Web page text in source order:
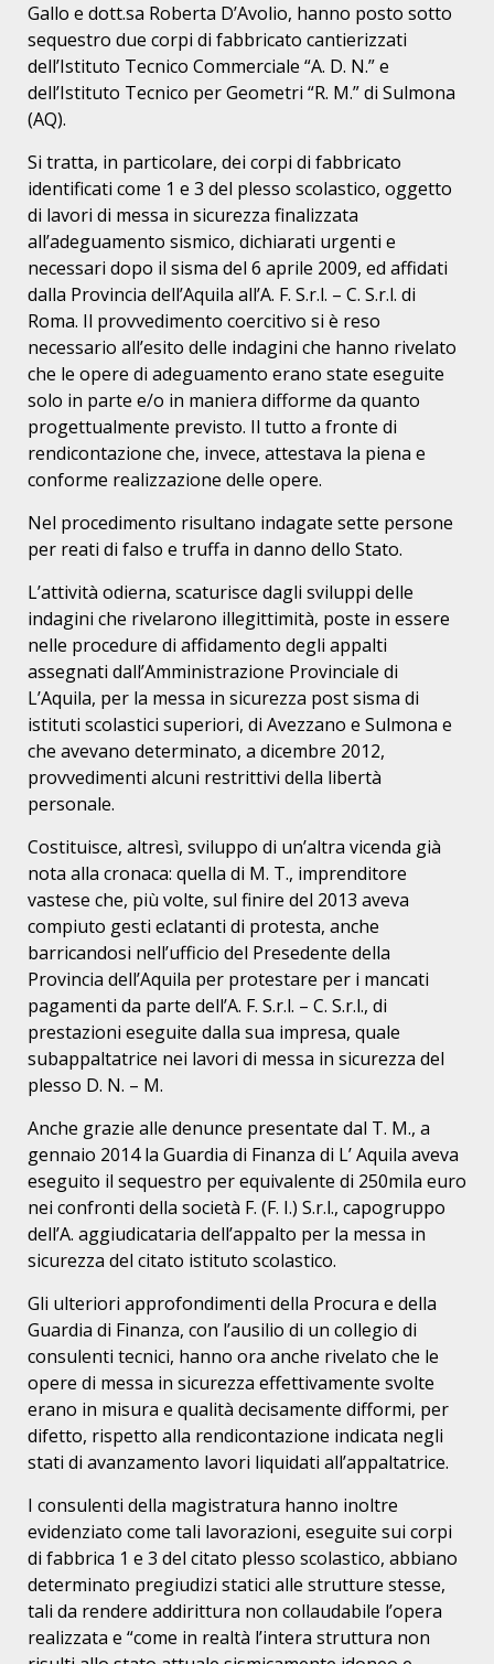
Gallo e dott.sa Roberta D’Avolio, hanno posto sotto
sequestro due corpi di fabbricato cantierizzati
dell’Istituto Tecnico Commerciale “A. D. N.” e
dell’Istituto Tecnico per Geometri “R. M.” di Sulmona
(AQ).
Si tratta, in particolare, dei corpi di fabbricato
identificati come 1 e 3 del plesso scolastico, oggetto
di lavori di messa in sicurezza finalizzata
all’adeguamento sismico, dichiarati urgenti e
necessari dopo il sisma del 6 aprile 2009, ed affidati
dalla Provincia dell’Aquila all’A. F. S.r.l. – C. S.r.l. di
Roma. Il provvedimento coercitivo si è reso
necessario all’esito delle indagini che hanno rivelato
che le opere di adeguamento erano state eseguite
solo in parte e/o in maniera difforme da quanto
progettualmente previsto. Il tutto a fronte di
rendicontazione che, invece, attestava la piena e
conforme realizzazione delle opere.
Nel procedimento risultano indagate sette persone
per reati di falso e truffa in danno dello Stato.
L’attività odierna, scaturisce dagli sviluppi delle
indagini che rivelarono illegittimità, poste in essere
nelle procedure di affidamento degli appalti
assegnati dall’Amministrazione Provinciale di
L’Aquila, per la messa in sicurezza post sisma di
istituti scolastici superiori, di Avezzano e Sulmona e
che avevano determinato, a dicembre 2012,
provvedimenti alcuni restrittivi della libertà
personale.
Costituisce, altresì, sviluppo di un’altra vicenda già
nota alla cronaca: quella di M. T., imprenditore
vastese che, più volte, sul finire del 2013 aveva
compiuto gesti eclatanti di protesta, anche
barricandosi nell’ufficio del Presedente della
Provincia dell’Aquila per protestare per i mancati
pagamenti da parte dell’A. F. S.r.l. – C. S.r.l., di
prestazioni eseguite dalla sua impresa, quale
subappaltatrice nei lavori di messa in sicurezza del
plesso D. N. – M.
Anche grazie alle denunce presentate dal T. M., a
gennaio 2014 la Guardia di Finanza di L’ Aquila aveva
eseguito il sequestro per equivalente di 250mila euro
nei confronti della società F. (F. I.) S.r.l., capogruppo
dell’A. aggiudicataria dell’appalto per la messa in
sicurezza del citato istituto scolastico.
Gli ulteriori approfondimenti della Procura e della
Guardia di Finanza, con l’ausilio di un collegio di
consulenti tecnici, hanno ora anche rivelato che le
opere di messa in sicurezza effettivamente svolte
erano in misura e qualità decisamente difformi, per
difetto, rispetto alla rendicontazione indicata negli
stati di avanzamento lavori liquidati all’appaltatrice.
I consulenti della magistratura hanno inoltre
evidenziato come tali lavorazioni, eseguite sui corpi
di fabbrica 1 e 3 del citato plesso scolastico, abbiano
determinato pregiudizi statici alle strutture stesse,
tali da rendere addirittura non collaudabile l’opera
realizzata e “come in realtà l’intera struttura non